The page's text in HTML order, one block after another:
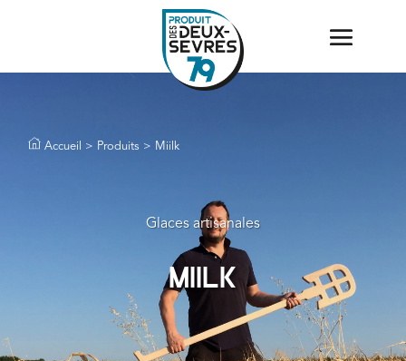
Accueil > Produits > Miilk
Glaces artisanales
Miilk